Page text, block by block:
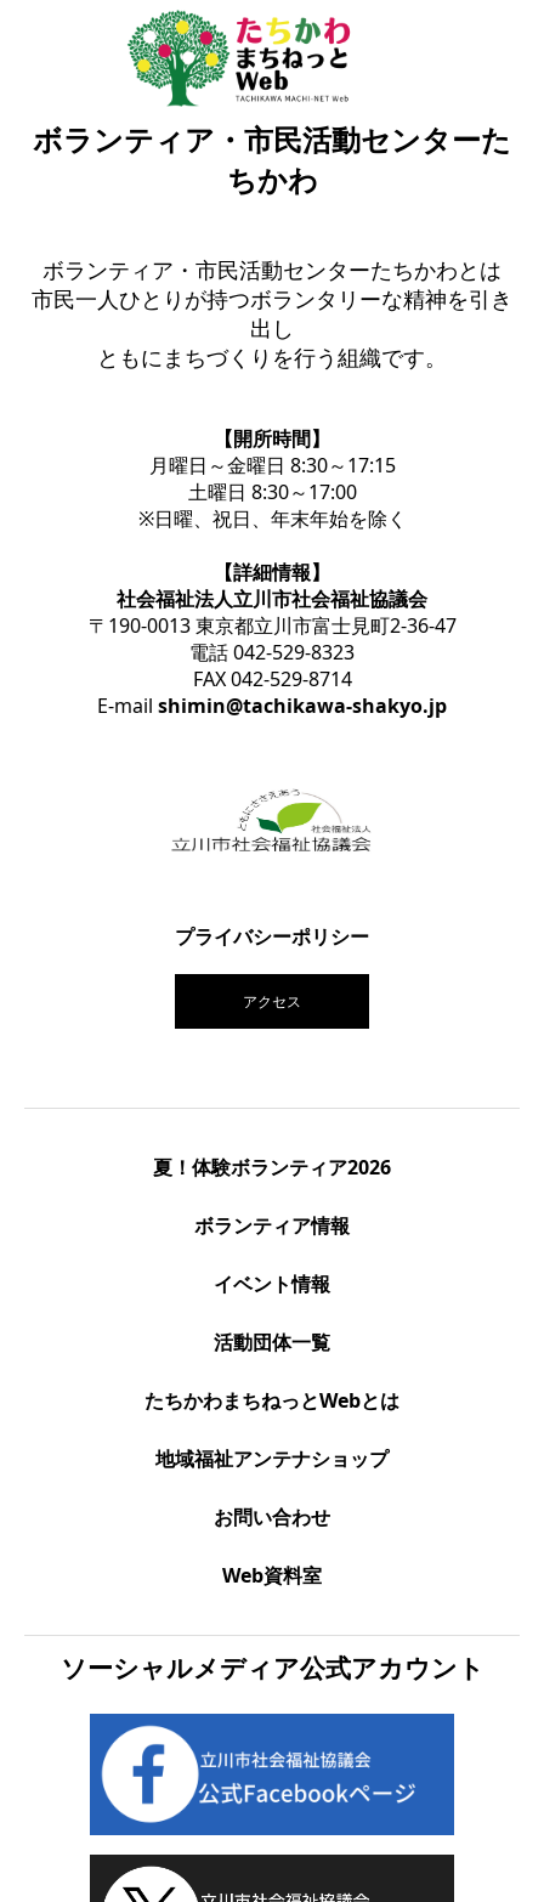
ボランティア・市民活動センターた
ちかわ
ボランティア・市民活動センターたちかわとは
市民一人ひとりが持つボランタリーな精神を引き
出し
ともにまちづくりを行う組織です。
【開所時間】
月曜日～金曜日 8:30～17:15
土曜日 8:30～17:00
※日曜、祝日、年末年始を除く
【詳細情報】
社会福祉法人立川市社会福祉協議会
〒190-0013 東京都立川市富士見町2-36-47
電話 042-529-8323
FAX 042-529-8714
E-mail shimin@tachikawa-shakyo.jp
プライバシーポリシー
アクセス
夏！体験ボランティア2026
ボランティア情報
イベント情報
活動団体一覧
たちかわまちねっとWebとは
地域福祉アンテナショップ
お問い合わせ
Web資料室
ソーシャルメディア公式アカウント